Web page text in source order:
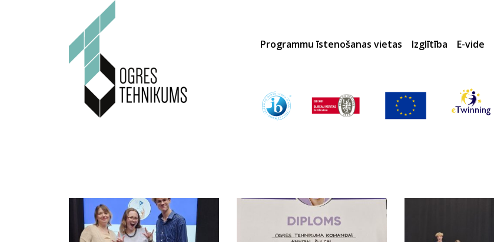
Programmu īstenošanas vietas
Izglītība E-vide